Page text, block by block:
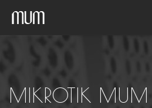
アーカイブ
MIKROTIK MUM